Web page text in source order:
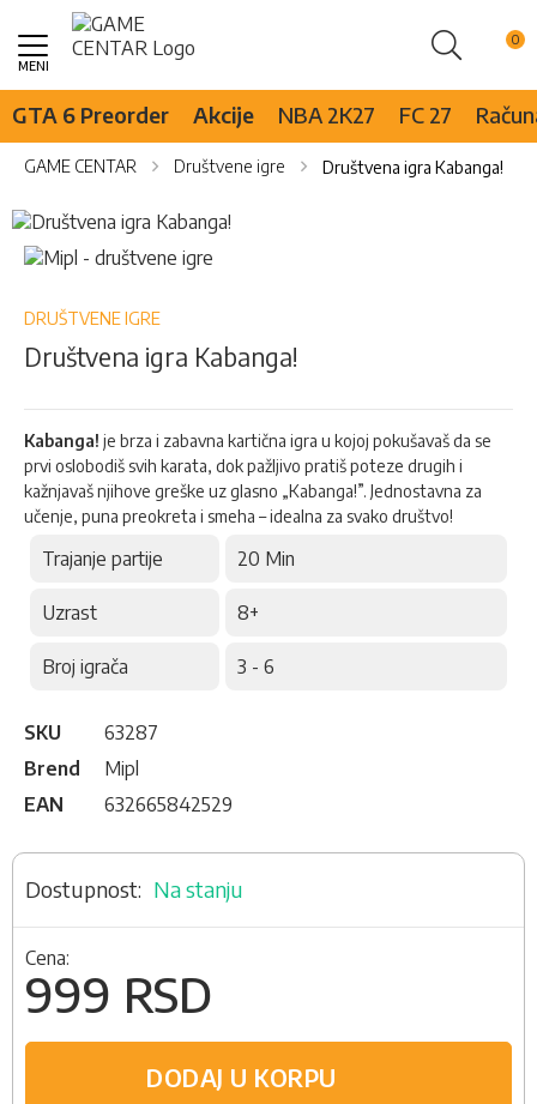
Pretraži
Skip
Content
GTA 6 Preorder Akcije NBA 2K27 FC 27
GAME CENTAR Društvene igre Društvena igra Kabanga!
Skip
to
the
of
images
Skip
to
beginning
the
gallery
DRUŠTVENE IGRE
Društvena igra Kabanga!
Kabanga! je brza i zabavna kartična igra u kojoj pokušavaš da se
prvi oslobodiš svih karata, dok pažljivo pratiš poteze drugih i
kažnjavaš njihove greške uz glasno „Kabanga!”. Jednostavna za
učenje, puna preokreta i smeha – idealna za svako društvo!
Trajanje partije 20 Min
Uzrast 8+
Broj igrača 3 - 6
SKU
63287
Brend
Mipl
EAN
632665842529
Na stanju
Cena:
999 RSD
DODAJ U KORPU